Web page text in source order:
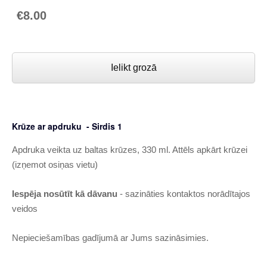
€8.00
Ielikt grozā
Krūze ar apdruku - Sirdis 1
Apdruka veikta uz baltas krūzes, 330 ml. Attēls apkārt krūzei
(izņemot osiņas vietu)
Iespēja nosūtīt kā dāvanu - sazināties kontaktos norādītajos
veidos
Nepieciešamības gadījumā ar Jums sazināsimies.